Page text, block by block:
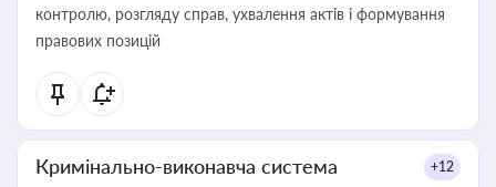
контролю, розгляду справ, ухвалення актів і формування
правових позицій
Кримінально-виконавча система +12